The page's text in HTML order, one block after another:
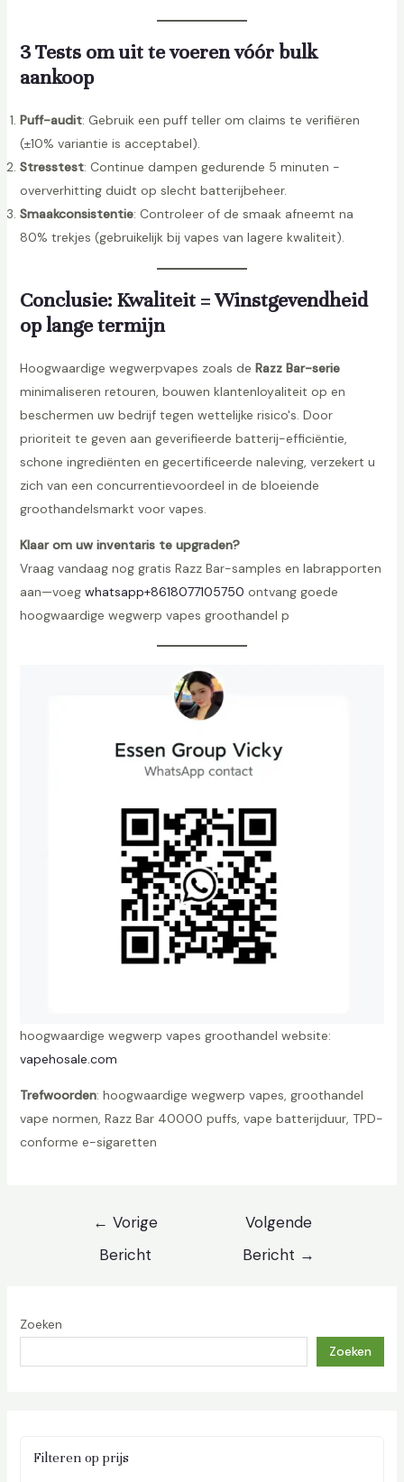
Zoeken
Zoeken
Filteren op prijs
s
t
u
f
s
D
i
s
p
o
s
b
e
V
3 Tests om uit te voeren vóór bulk
aankoop
Puff-audit: Gebruik een puff teller om claims te verifiëren
(±10% variantie is acceptabel).
Stresstest: Continue dampen gedurende 5 minuten -
oververhitting duidt op slecht batterijbeheer.
Smaakconsistentie: Controleer of de smaak afneemt na
80% trekjes (gebruikelijk bij vapes van lagere kwaliteit).
Conclusie: Kwaliteit = Winstgevendheid
op lange termijn
Hoogwaardige wegwerpvapes zoals de Razz Bar-serie
minimaliseren retouren, bouwen klantenloyaliteit op en
beschermen uw bedrijf tegen wettelijke risico's. Door
prioriteit te geven aan geverifieerde batterij-efficiëntie,
schone ingrediënten en gecertificeerde naleving, verzekert u
zich van een concurrentievoordeel in de bloeiende
groothandelsmarkt voor vapes.
Klaar om uw inventaris te upgraden?
Vraag vandaag nog gratis Razz Bar-samples en labrapporten
aan—voeg whatsapp+8618077105750 ontvang goede
hoogwaardige wegwerp vapes groothandel p
hoogwaardige wegwerp vapes groothandel website:
vapehosale.com
Trefwoorden: hoogwaardige wegwerp vapes, groothandel
vape normen, Razz Bar 40000 puffs, vape batterijduur, TPD-
conforme e-sigaretten
Berichtnavigatie
← Vorige
Bericht
Volgende
Bericht →